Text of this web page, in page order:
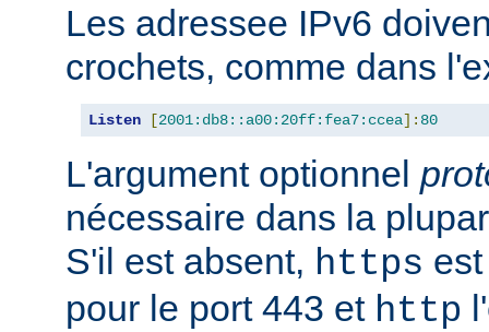
Les adressee IPv6
crochets, comme dans
Listen [2001:db8::a00:20ff:fea7:ccea]: 80
L'argument optionnel
nécessaire dans la
S'il est absent, https
pour le port 443 et http